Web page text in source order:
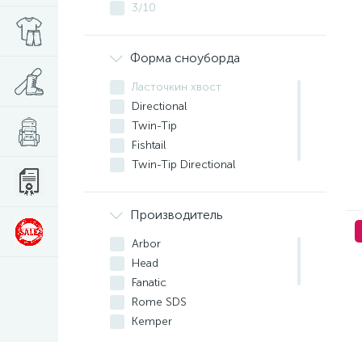
3/10
9/10
2/5
1/5
4/5
3/5
5/5
Форма сноуборда
Ласточкин хвост
Directional
Twin-Tip
Fishtail
Twin-Tip Directional
Производитель
Arbor
Head
Fanatic
Rome SDS
Kemper